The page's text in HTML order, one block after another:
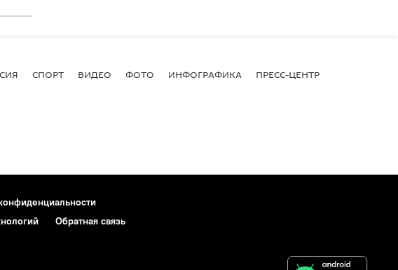
СПОРТ ВИДЕО ФОТО ИНФОГРАФИКА ПРЕСС-ЦЕНТР
Обратная связь